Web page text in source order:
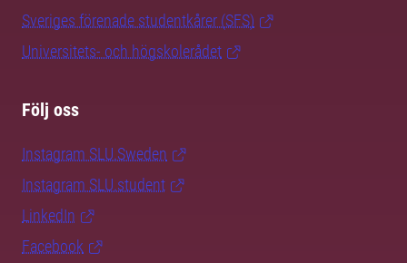
Sveriges förenade studentkårer (SFS)
Universitets- och högskolerådet
Följ oss
Instagram SLU.Sweden
Instagram SLU.student
LinkedIn
Facebook